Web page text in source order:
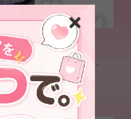
ミンジュ 着用！！
】Alo Yoga Iconic
Tote Bag Grey
Tiedye
¥11,100